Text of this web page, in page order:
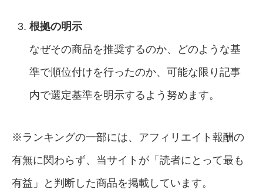
根拠の明示
なぜその商品を推奨するのか、どのような基
準で順位付けを行ったのか、可能な限り記事
内で選定基準を明示するよう努めます。
※ランキングの一部には、アフィリエイト報酬の
有無に関わらず、当サイトが「読者にとって最も
有益」と判断した商品を掲載しています。